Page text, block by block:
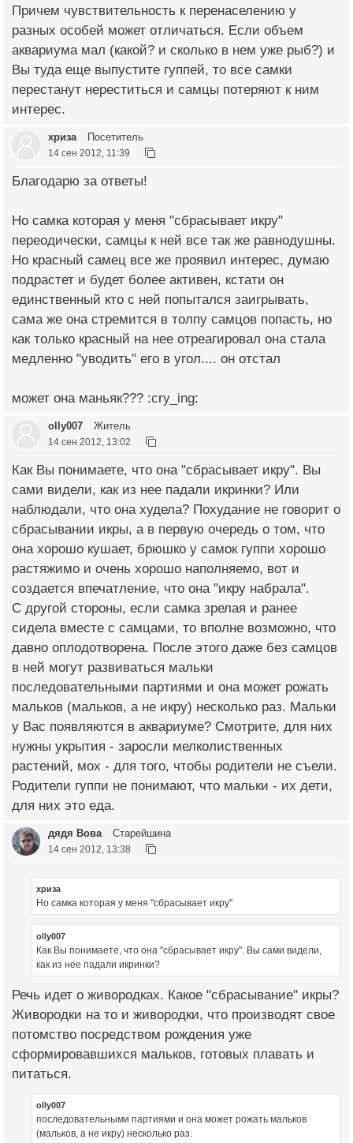
Причем чувствительность к перенаселению у
разных особей может отличаться. Если объем
аквариума мал (какой? и сколько в нем уже рыб?) и
Вы туда еще выпустите гуппей, то все самки
перестанут нереститься и самцы потеряют к ним
интерес.
хриза Посетитель
14 сен 2012, 11:39
Благодарю за ответы!
Но самка которая у меня "сбрасывает икру"
переодически, самцы к ней все так же равнодушны.
Но красный самец все же проявил интерес, думаю
подрастет и будет более активен, кстати он
единственный кто с ней попытался заигрывать,
сама же она стремится в толпу самцов попасть, но
как только красный на нее отреагировал она стала
медленно "уводить" его в угол.... он отстал
может она маньяк??? :cry_ing:
olly007 Житель
14 сен 2012, 13:02
Как Вы понимаете, что она "сбрасывает икру". Вы
сами видели, как из нее падали икринки? Или
наблюдали, что она худела? Похудание не говорит о
сбрасывании икры, а в первую очередь о том, что
она хорошо кушает, брюшко у самок гуппи хорошо
растяжимо и очень хорошо наполняемо, вот и
создается впечатление, что она "икру набрала".
С другой стороны, если самка зрелая и ранее
сидела вместе с самцами, то вполне возможно, что
давно оплодотворена. После этого даже без самцов
в ней могут развиваться мальки
последовательными партиями и она может рожать
мальков (мальков, а не икру) несколько раз. Мальки
у Вас появляются в аквариуме? Смотрите, для них
нужны укрытия - заросли мелколиственных
растений, мох - для того, чтобы родители не съели.
Родители гуппи не понимают, что мальки - их дети,
для них это еда.
дядя Вова Старейшина
14 сен 2012, 13:38
хриза
Но самка которая у меня "сбрасывает икру"
olly007
Как Вы понимаете, что она "сбрасывает икру". Вы сами видели,
как из нее падали икринки?
Речь идет о живородках. Какое "сбрасывание" икры?
Живородки на то и живородки, что производят свое
потомство посредством рождения уже
сформировавшихся мальков, готовых плавать и
питаться.
olly007
последовательными партиями и она может рожать мальков
(мальков, а не икру) несколько раз.